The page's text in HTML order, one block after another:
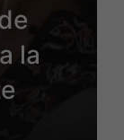
la